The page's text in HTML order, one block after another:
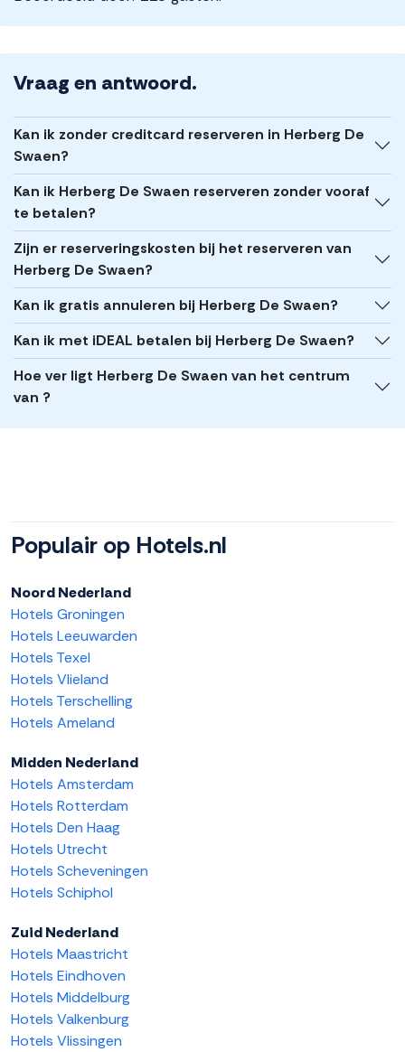
Vraag en antwoord.
Kan ik zonder creditcard reserveren in Herberg De
Swaen?
Kan ik Herberg De Swaen reserveren zonder vooraf
te betalen?
Zijn er reserveringskosten bij het reserveren van
Herberg De Swaen?
Kan ik gratis annuleren bij Herberg De Swaen?
Kan ik met iDEAL betalen bij Herberg De Swaen?
Hoe ver ligt Herberg De Swaen van het centrum
van ?
Populair op Hotels.nl
Noord Nederland
Hotels Groningen
Hotels Leeuwarden
Hotels Texel
Hotels Vlieland
Hotels Terschelling
Hotels Ameland
Midden Nederland
Hotels Amsterdam
Hotels Rotterdam
Hotels Den Haag
Hotels Utrecht
Hotels Scheveningen
Hotels Schiphol
Zuid Nederland
Hotels Maastricht
Hotels Eindhoven
Hotels Middelburg
Hotels Valkenburg
Hotels Vlissingen